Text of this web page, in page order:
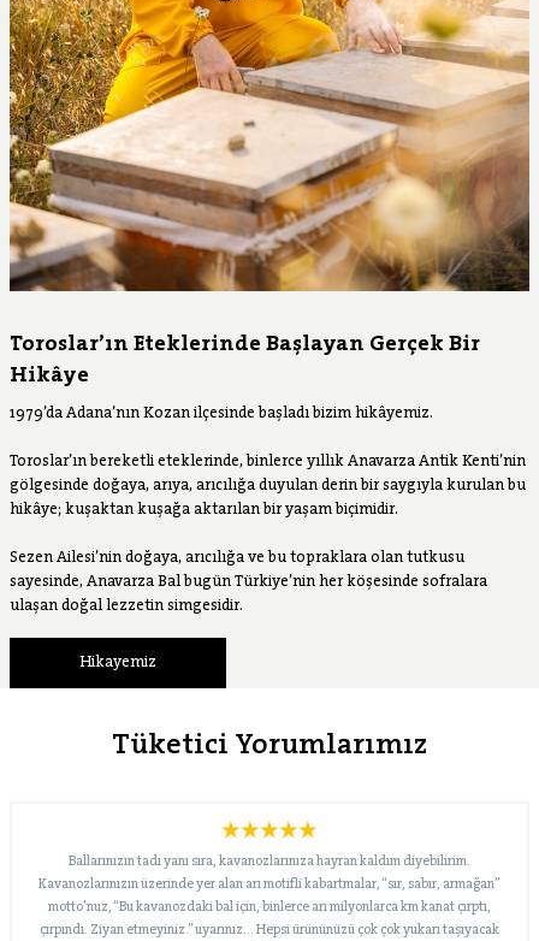
Toroslar’ın Eteklerinde Başlayan Gerçek Bir
Hikâye
1979’da Adana’nın Kozan ilçesinde başladı bizim hikâyemiz.
Toroslar’ın bereketli eteklerinde, binlerce yıllık Anavarza Antik Kenti’nin
gölgesinde doğaya, arıya, arıcılığa duyulan derin bir saygıyla kurulan bu
hikâye; kuşaktan kuşağa aktarılan bir yaşam biçimidir.
Sezen Ailesi’nin doğaya, arıcılığa ve bu topraklara olan tutkusu
sayesinde, Anavarza Bal bugün Türkiye’nin her köşesinde sofralara
ulaşan doğal lezzetin simgesidir.
Hikayemiz
Tüketici Yorumlarımız
Ballarınızın tadı yanı sıra, kavanozlarınıza hayran kaldım diyebilirim.
Kavanozlarınızın üzerinde yer alan arı motifli kabartmalar, “sır, sabır, armağan”
motto’nuz, “Bu kavanozdaki bal için, binlerce arı milyonlarca km kanat çırptı,
çırpındı. Ziyan etmeyiniz.” uyarınız… Hepsi ürününüzü çok çok yukarı taşıyacak